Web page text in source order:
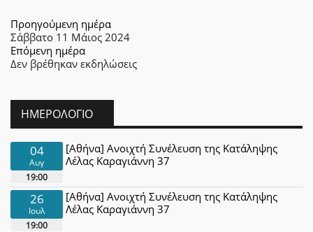
Προηγούμενη ημέρα
Σάββατο 11 Μάιος 2024
Επόμενη ημέρα
Δεν βρέθηκαν εκδηλώσεις
ΗΜΕΡΟΛΌΓΙΟ
04
Αυγ
19:00
[Αθήνα] Ανοιχτή Συνέλευση της Κατάληψης
Λέλας Καραγιάννη 37
26
Ιουλ
19:00
[Αθήνα] Ανοιχτή Συνέλευση της Κατάληψης
Λέλας Καραγιάννη 37